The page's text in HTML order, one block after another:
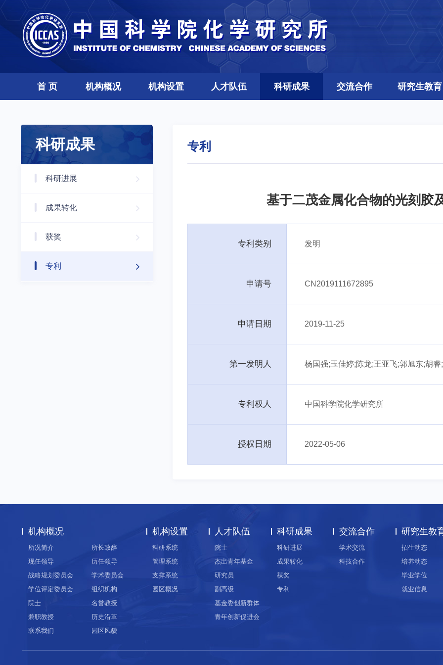
首 页 机构概况 机构设置 人才队伍 科研成果 交流合作 研究生教育
科研成果
科研进展
成果转化
获奖
专利
专利
基于二茂金属化合物的光刻胶
专利类别 发明
申请号 CN2019111672895
申请日期 2019-11-25
第一发明人 杨国强;玉佳婷;陈龙;王亚飞;郭旭东;胡睿
专利权人 中国科学院化学研究所
授权日期 2022-05-06
机构概况
所况简介
所长致辞
现任领导
历任领导
战略规划委员会
学术委员会
学位评定委员会
组织机构
院士
名誉教授
兼职教授
历史沿革
联系我们
园区风貌
机构设置
科研系统
管理系统
支撑系统
园区概况
人才队伍
院士
杰出青年基金
研究员
副高级
基金委创新群体
青年创新促进会
科研成果
科研进展
成果转化
获奖
专利
交流合作
学术交流
科技合作
研究生教
招生动态
培养动态
毕业学位
就业信息